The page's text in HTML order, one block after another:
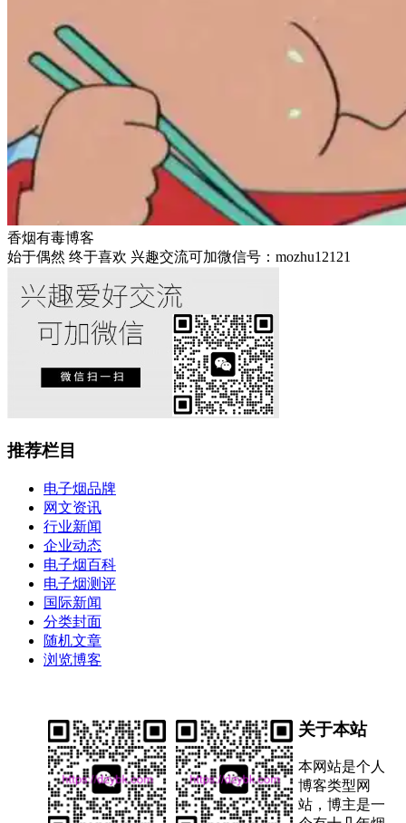
香烟有毒博客
始于偶然 终于喜欢 兴趣交流可加微信号：mozhu12121
推荐栏目
电子烟品牌
网文资讯
行业新闻
企业动态
电子烟百科
电子烟测评
国际新闻
分类封面
随机文章
浏览博客
关于本站
本网站是个人
博客类型网
站，博主是一